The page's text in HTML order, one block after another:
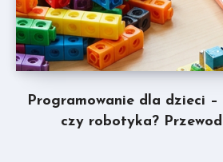
Programowanie dla dzieci –
czy robotyka?